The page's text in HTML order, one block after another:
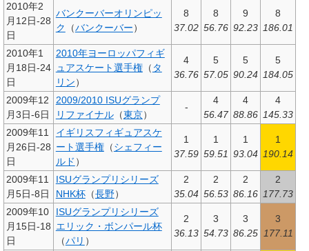
2010年2
月12日-28
日
バンクーバーオリンピッ
ク
（バンクーバー）
8
37.02
8
56.76
9
92.23
8
186.01
2010年1
月18日-24
日
2010年ヨーロッパフィギ
ュアスケート選手権（ タ
リン）
4
36.76
5
57.05
5
90.24
5
184.05
2009年12
月3日-6日
2009/2010 ISUグランプ
リファイナル（東京）
-
4
56.47
4
88.86
4
145.33
2009年11
月26日-28
日
イギリスフィギュアスケ
ート選手権（シェフィー
ルド ）
1
37.59
1
59.51
1
93.04
1
190.14
2009年11
月5日-8日
ISUグランプリシリーズ
NHK杯（長野）
2
35.04
2
56.53
2
86.16
2
177.73
2009年10
月15日-18
日
ISUグランプリシリーズ
エリック・ボンパール杯
（パリ ）
2
36.13
3
54.73
3
86.25
3
177.11